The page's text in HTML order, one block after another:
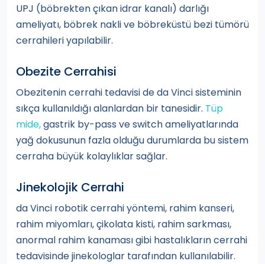
UPJ (böbrekten çıkan idrar kanalı) darlığı
ameliyatı, böbrek nakli ve böbreküstü bezi tümörü
cerrahileri yapılabilir.
Obezite Cerrahisi
Obezitenin cerrahi tedavisi de da Vinci sisteminin
sıkça kullanıldığı alanlardan bir tanesidir. Tüp
mide,gastrik by-pass ve switch ameliyatlarında
yağ dokusunun fazla olduğu durumlarda bu sistem
cerraha büyük kolaylıklar sağlar.
Jinekolojik Cerrahi
da Vinci robotik cerrahi yöntemi, rahim kanseri,
rahim miyomları, çikolata kisti, rahim sarkması,
anormal rahim kanaması gibi hastalıkların cerrahi
tedavisinde jinekologlar tarafından kullanılabilir.